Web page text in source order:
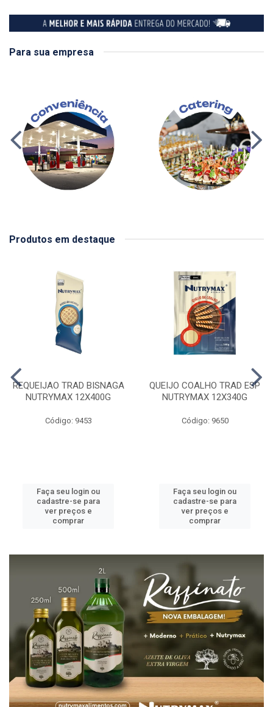
Para sua empresa
Produtos em destaque
REQUEIJAO TRAD BISNAGA
NUTRYMAX 12X400G
Código: 9453
Faça seu login ou
cadastre-se para
ver preços e
comprar
QUEIJO COALHO TRAD ESP
NUTRYMAX 12X340G
Código: 9650
Faça seu login ou
cadastre-se para
ver preços e
comprar